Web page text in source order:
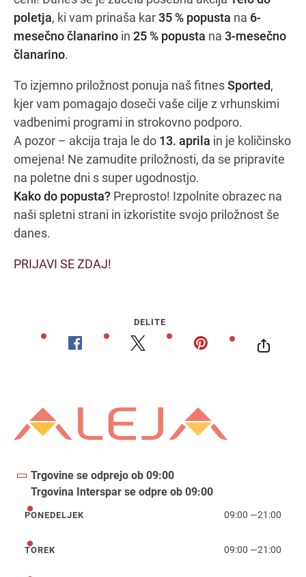
poletja, ki vam prinaša kar35 % popusta na 6-
mesečno članarino in 25 % popusta na 3-mesečno
članarino.
To izjemno priložnost ponuja naš fitnesSported,
kjer vam pomagajo doseči vaše cilje z vrhunskimi
vadbenimi programi in strokovno podporo.
A pozor – akcija traja le do 13. aprila in je količinsko
omejena! Ne zamudite priložnosti, da se pripravite
na poletne dni s super ugodnostjo.
Kako do popusta? Preprosto! Izpolnite obrazec na
naši spletni strani in izkoristite svojo priložnost še
danes.
PRIJAVI SE ZDAJ!
DELITE
Trgovine se odprejo ob 09:00
Trgovina Interspar se odpre ob 09:00
ponedeljek
PONEDELJEK 09:00 —21:00
torek
TOREK 09:00 —21:00